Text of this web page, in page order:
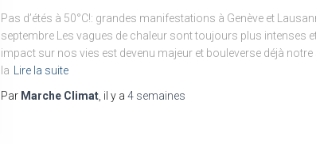
Pas d’étés à 50°C!: grandes manifestations à Genève et
septembre Les vagues de chaleur sont toujours plus intenses
impact sur nos vies est devenu majeur et bouleverse déjà notre
la
Lire la suite
Par Marche Climat, il y a 4 semaines